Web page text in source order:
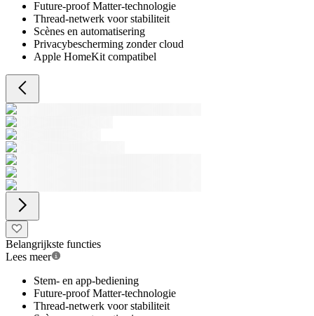
Future-proof Matter-technologie
Thread-netwerk voor stabiliteit
Scènes en automatisering
Privacybescherming zonder cloud
Apple HomeKit compatibel
Belangrijkste functies
Lees meer
Stem- en app-bediening
Future-proof Matter-technologie
Thread-netwerk voor stabiliteit